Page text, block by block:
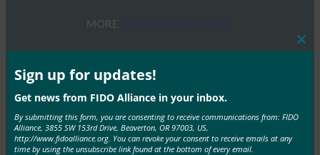
MORE
体験の最適化
FIDO Presentations
9月 19, 2022
このウェビナーでは、FIDOセ…
Sign up for updates!
Get news from FIDO Alliance in your inbox.
By submitting this form, you are consenting to receive communications from: FIDO
Alliance, 3855 SW 153rd Drive, Beaverton, OR 97003, US,
http://www.fidoalliance.org. You can revoke your consent to receive emails at any
time by using the unsubscribe link found at the bottom of every email.